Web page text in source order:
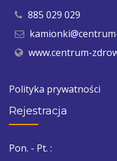
885 029 029
www.centrum-
Polityka prywatności
Rejestracja
Pon. - Pt. :